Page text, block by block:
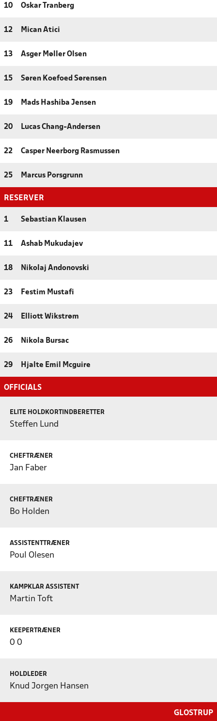
10 Oskar Tranberg
12 Mican Atici
13 Asger Møller Olsen
15 Søren Koefoed Sørensen
19 Mads Hashiba Jensen
20 Lucas Chang-Andersen
22 Casper Neerborg Rasmussen
25 Marcus Porsgrunn
RESERVER
1 Sebastian Klausen
11 Ashab Mukudajev
18 Nikolaj Andonovski
23 Festim Mustafi
24 Elliott Wikstrøm
26 Nikola Bursac
29 Hjalte Emil Mcguire
OFFICIALS
ELITE HOLDKORTINDBERETTER
Steffen Lund
CHEFTRÆNER
Jan Faber
CHEFTRÆNER
Bo Holden
ASSISTENTTRÆNER
Poul Olesen
KAMPKLAR ASSISTENT
Martin Toft
KEEPERTRÆNER
0 0
HOLDLEDER
Knud Jorgen Hansen
GLOSTRUP